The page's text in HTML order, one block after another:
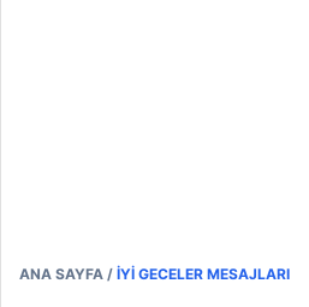
ANA SAYFA / İYI GECELER MESAJLARI